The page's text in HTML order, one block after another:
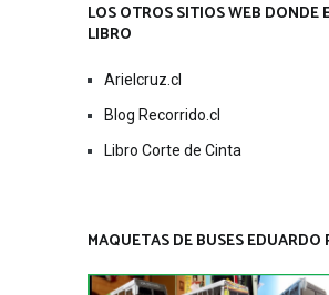
LOS OTROS SITIOS WEB DONDE
LIBRO
Arielcruz.cl
Blog Recorrido.cl
Libro Corte de Cinta
MAQUETAS DE BUSES EDUARDO